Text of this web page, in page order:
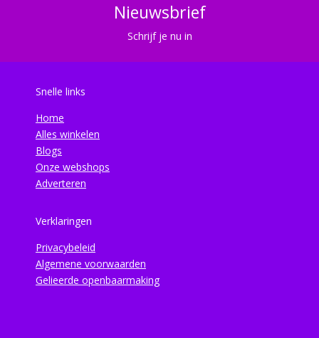
Nieuwsbrief
Schrijf je nu in
Snelle links
Home
Alles winkelen
Blogs
Onze webshops
Adverteren
Verklaringen
Privacybeleid
Algemene voorwaarden
Gelieerde openbaarmaking